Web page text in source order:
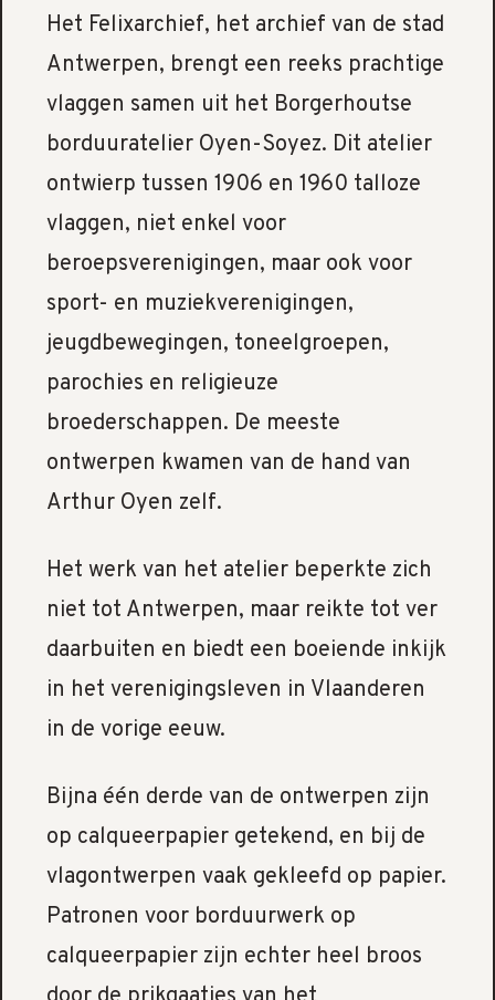
Het Felixarchief, het archief van de stad
Antwerpen, brengt een reeks prachtige
vlaggen samen uit het Borgerhoutse
borduuratelier Oyen-Soyez. Dit atelier
ontwierp tussen 1906 en 1960 talloze
vlaggen, niet enkel voor
beroepsverenigingen, maar ook voor
sport- en muziekverenigingen,
jeugdbewegingen, toneelgroepen,
parochies en religieuze
broederschappen. De meeste
ontwerpen kwamen van de hand van
Arthur Oyen zelf.
Het werk van het atelier beperkte zich
niet tot Antwerpen, maar reikte tot ver
daarbuiten en biedt een boeiende inkijk
in het verenigingsleven in Vlaanderen
in de vorige eeuw.
Bijna één derde van de ontwerpen zijn
op calqueerpapier getekend, en bij de
vlagontwerpen vaak gekleefd op papier.
Patronen voor borduurwerk op
calqueerpapier zijn echter heel broos